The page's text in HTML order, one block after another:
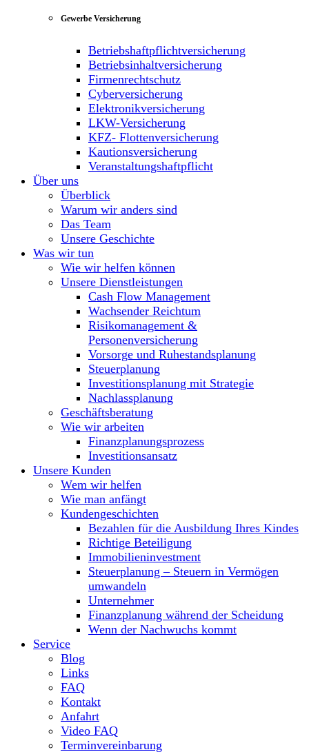
Gewerbe Versicherung
Betriebshaftpflichtversicherung
Betriebsinhaltversicherung
Firmenrechtschutz
Cyberversicherung
Elektronikversicherung
LKW-Versicherung
KFZ- Flottenversicherung
Kautionsversicherung
Veranstaltungshaftpflicht
Über uns
Überblick
Warum wir anders sind
Das Team
Unsere Geschichte
Was wir tun
Wie wir helfen können
Unsere Dienstleistungen
Cash Flow Management
Wachsender Reichtum
Risikomanagement &
Personenversicherung
Vorsorge und Ruhestandsplanung
Steuerplanung
Investitionsplanung mit Strategie
Nachlassplanung
Geschäftsberatung
Wie wir arbeiten
Finanzplanungsprozess
Investitionsansatz
Unsere Kunden
Wem wir helfen
Wie man anfängt
Kundengeschichten
Bezahlen für die Ausbildung Ihres Kindes
Richtige Beteiligung
Immobilieninvestment
Steuerplanung – Steuern in Vermögen
umwandeln
Unternehmer
Finanzplanung während der Scheidung
Wenn der Nachwuchs kommt
Service
Blog
Links
FAQ
Kontakt
Anfahrt
Video FAQ
Terminvereinbarung